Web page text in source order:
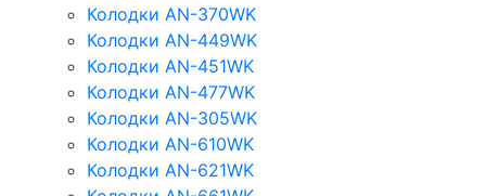
Колодки AN-370WK
Колодки AN-449WK
Колодки AN-451WK
Колодки AN-477WK
Колодки AN-305WK
Колодки AN-610WK
Колодки AN-621WK